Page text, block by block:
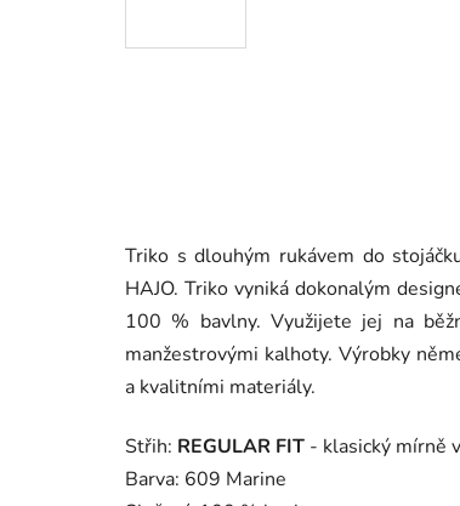
Triko s dlouhým rukávem do
HAJO. Triko vyniká dokonalým
100 % bavlny. Využijete jej na
manžestrovými kalhoty. Výrobky
a kvalitními materiály.
Střih: REGULAR FIT - klasický mírně
Barva: 609 Marine